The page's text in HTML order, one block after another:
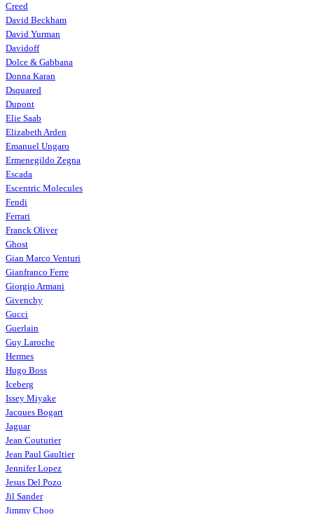
Creed
David Beckham
David Yurman
Davidoff
Dolce & Gabbana
Donna Karan
Dsquared
Dupont
Elie Saab
Elizabeth Arden
Emanuel Ungaro
Ermenegildo Zegna
Escada
Escentric Molecules
Fendi
Ferrari
Franck Oliver
Ghost
Gian Marco Venturi
Gianfranco Ferre
Giorgio Armani
Givenchy
Gucci
Guerlain
Guy Laroche
Hermes
Hugo Boss
Iceberg
Issey Miyake
Jacques Bogart
Jaguar
Jean Couturier
Jean Paul Gaultier
Jennifer Lopez
Jesus Del Pozo
Jil Sander
Jimmy Choo